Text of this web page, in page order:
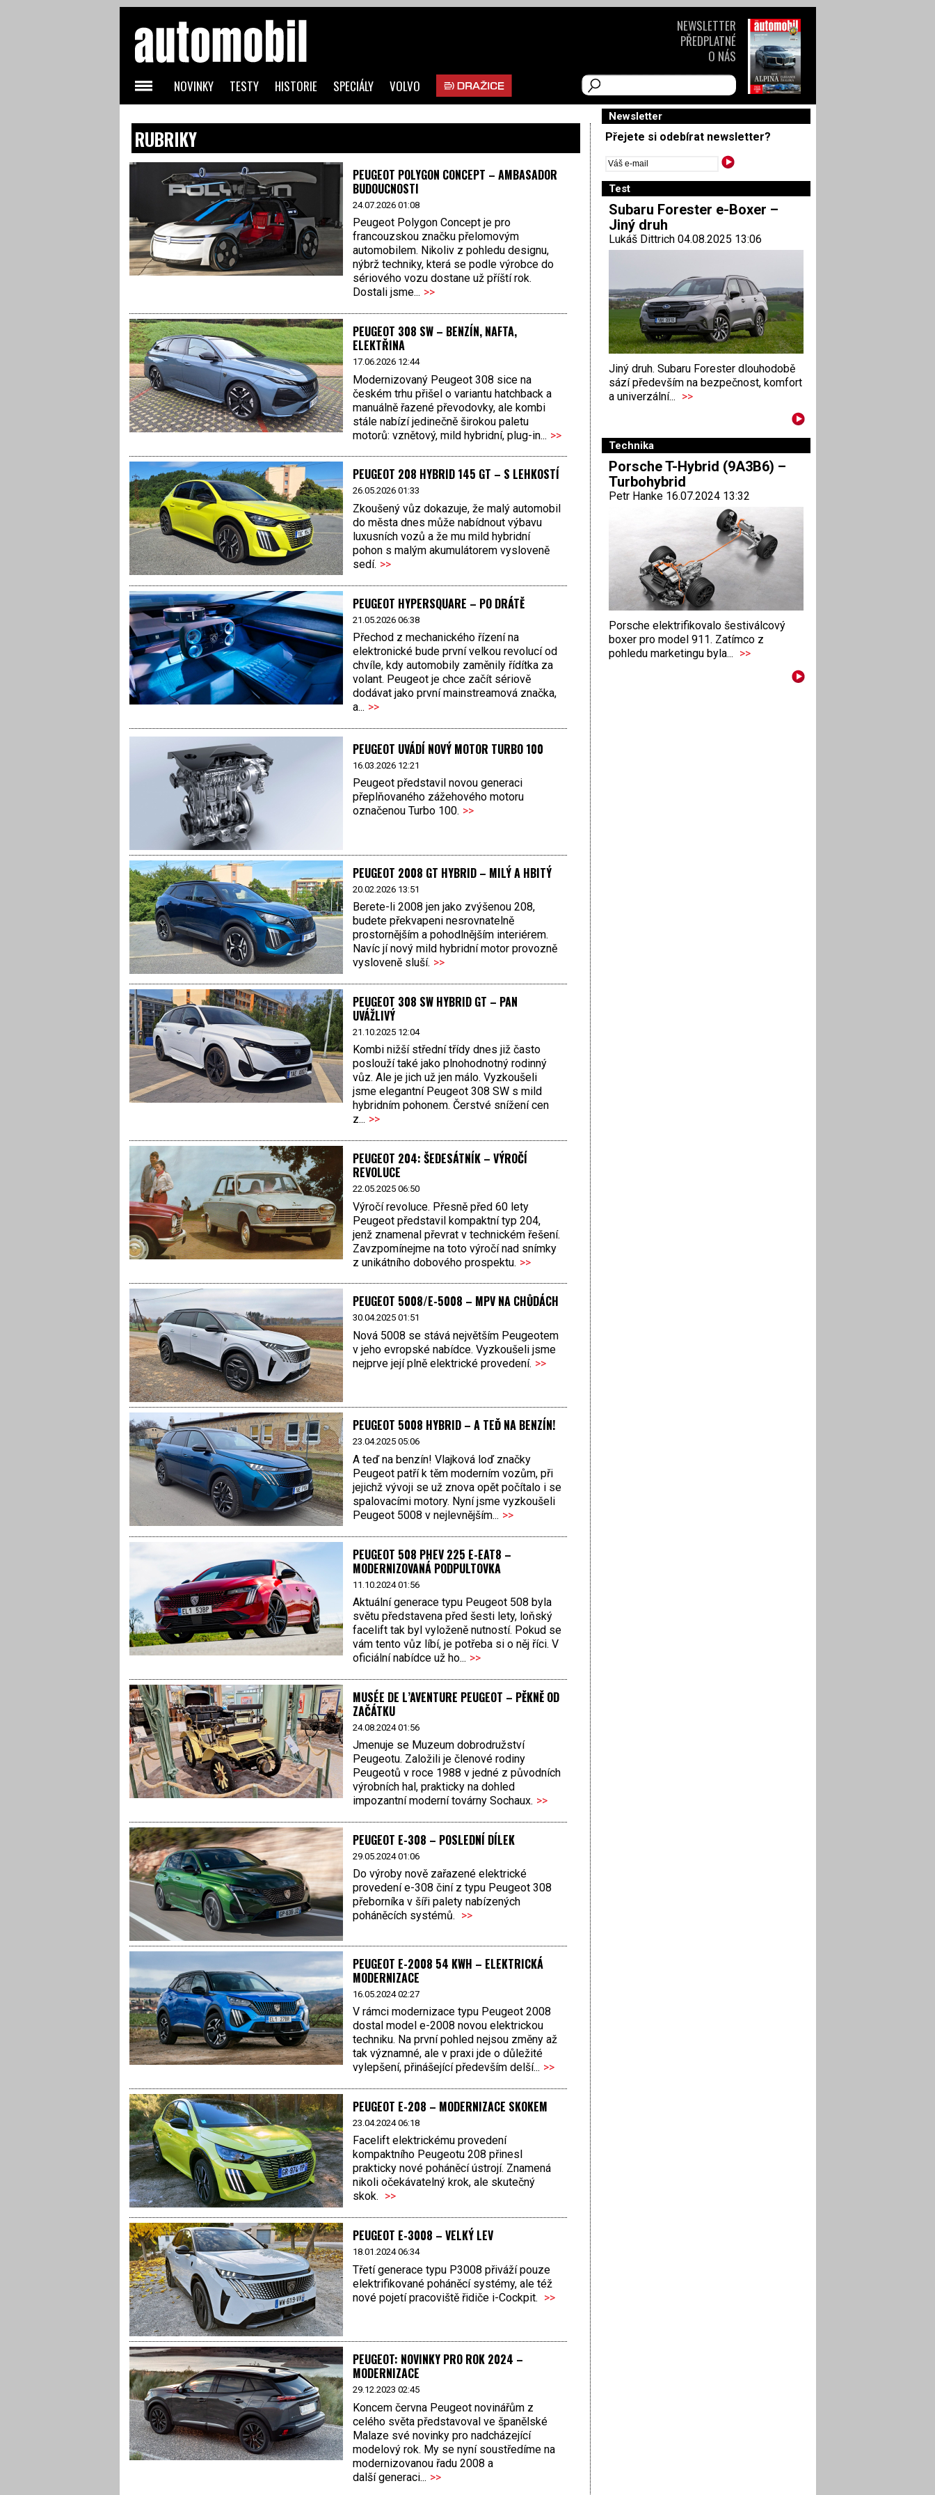
RUBRIKY
PEUGEOT POLYGON CONCEPT – AMBASADOR
BUDOUCNOSTI
24.07.2026 01:08
Peugeot Polygon Concept je pro
francouzskou značku přelomovým
automobilem. Nikoliv z pohledu designu,
nýbrž techniky, která se podle výrobce do
sériového vozu dostane už příští rok.
Dostali jsme... >>
PEUGEOT 308 SW – BENZÍN, NAFTA,
ELEKTŘINA
17.06.2026 12:44
Modernizovaný Peugeot 308 sice na
českém trhu přišel o variantu hatchback a
manuálně řazené převodovky, ale kombi
stále nabízí jedinečně širokou paletu
motorů: vznětový, mild hybridní, plug-in... >>
PEUGEOT 208 HYBRID 145 GT – S LEHKOSTÍ
26.05.2026 01:33
Zkoušený vůz dokazuje, že malý automobil
do města dnes může nabídnout výbavu
luxusních vozů a že mu mild hybridní
pohon s malým akumulátorem vysloveně
sedí. >>
PEUGEOT HYPERSQUARE – PO DRÁTĚ
21.05.2026 06:38
Přechod z mechanického řízení na
elektronické bude první velkou revolucí od
chvíle, kdy automobily zaměnily řídítka za
volant. Peugeot je chce začít sériově
dodávat jako první mainstreamová značka,
a... >>
PEUGEOT UVÁDÍ NOVÝ MOTOR TURBO 100
16.03.2026 12:21
Peugeot představil novou generaci
přeplňovaného zážehového motoru
označenou Turbo 100. >>
PEUGEOT 2008 GT HYBRID – MILÝ A HBITÝ
20.02.2026 13:51
Berete-li 2008 jen jako zvýšenou 208,
budete překvapeni nesrovnatelně
prostornějším a pohodlnějším interiérem.
Navíc jí nový mild hybridní motor provozně
vysloveně sluší. >>
PEUGEOT 308 SW HYBRID GT – PAN
UVÁŽLIVÝ
21.10.2025 12:04
Kombi nižší střední třídy dnes již často
poslouží také jako plnohodnotný rodinný
vůz. Ale je jich už jen málo. Vyzkoušeli
jsme elegantní Peugeot 308 SW s mild
hybridním pohonem. Čerstvé snížení cen
z... >>
PEUGEOT 204: ŠEDESÁTNÍK – VÝROČÍ
REVOLUCE
22.05.2025 06:50
Výročí revoluce. Přesně před 60 lety
Peugeot představil kompaktní typ 204,
jenž znamenal převrat v technickém řešení.
Zavzpomínejme na toto výročí nad snímky
z unikátního dobového prospektu. >>
PEUGEOT 5008/E-5008 – MPV NA CHŮDÁCH
30.04.2025 01:51
Nová 5008 se stává největším Peugeotem
v jeho evropské nabídce. Vyzkoušeli jsme
nejprve její plně elektrické provedení. >>
PEUGEOT 5008 HYBRID – A TEĎ NA BENZÍN!
23.04.2025 05:06
A teď na benzín! Vlajková loď značky
Peugeot patří k těm moderním vozům, při
jejichž vývoji se už znova opět počítalo i se
spalovacími motory. Nyní jsme vyzkoušeli
Peugeot 5008 v nejlevnějším... >>
PEUGEOT 508 PHEV 225 E-EAT8 –
MODERNIZOVANÁ PODPULTOVKA
11.10.2024 01:56
Aktuální generace typu Peugeot 508 byla
světu představena před šesti lety, loňský
facelift tak byl vyloženě nutností. Pokud se
vám tento vůz líbí, je potřeba si o něj říci. V
oficiální nabídce už ho... >>
MUSÉE DE L’AVENTURE PEUGEOT – PĚKNĚ OD
ZAČÁTKU
24.08.2024 01:56
Jmenuje se Muzeum dobrodružství
Peugeotu. Založili je členové rodiny
Peugeotů v roce 1988 v jedné z původních
výrobních hal, prakticky na dohled
impozantní moderní továrny Sochaux. >>
PEUGEOT E-308 – POSLEDNÍ DÍLEK
29.05.2024 01:06
Do výroby nově zařazené elektrické
provedení e-308 činí z typu Peugeot 308
přeborníka v šíři palety nabízených
poháněcích systémů. >>
PEUGEOT E-2008 54 KWH – ELEKTRICKÁ
MODERNIZACE
16.05.2024 02:27
V rámci modernizace typu Peugeot 2008
dostal model e-2008 novou elektrickou
techniku. Na první pohled nejsou změny až
tak významné, ale v praxi jde o důležité
vylepšení, přinášející především delší... >>
PEUGEOT E-208 – MODERNIZACE SKOKEM
23.04.2024 06:18
Facelift elektrickému provedení
kompaktního Peugeotu 208 přinesl
prakticky nové poháněcí ústrojí. Znamená
nikoli očekávatelný krok, ale skutečný
skok. >>
PEUGEOT E-3008 – VELKÝ LEV
18.01.2024 06:34
Třetí generace typu P3008 přiváží pouze
elektrifikované poháněcí systémy, ale též
nové pojetí pracoviště řidiče i-Cockpit. >>
PEUGEOT: NOVINKY PRO ROK 2024 –
MODERNIZACE
29.12.2023 02:45
Koncem června Peugeot novinářům z
celého světa představoval ve španělské
Malaze své novinky pro nadcházející
modelový rok. My se nyní soustředíme na
modernizovanou řadu 2008 a
další generaci... >>
Newsletter
Přejete si odebírat newsletter?
Test
Subaru Forester e-Boxer –
Jiný druh
Lukáš Dittrich 04.08.2025 13:06
Jiný druh. Subaru Forester dlouhodobě
sází především na bezpečnost, komfort
a univerzální... >>
Technika
Porsche T-Hybrid (9A3B6) –
Turbohybrid
Petr Hanke 16.07.2024 13:32
Porsche elektrifikovalo šestiválcový
boxer pro model 911. Zatímco z
pohledu marketingu byla... >>
NOVINKY TESTY HISTORIE SPECIÁLY VOLVO
NEWSLETTER
PŘEDPLATNÉ
O NÁS